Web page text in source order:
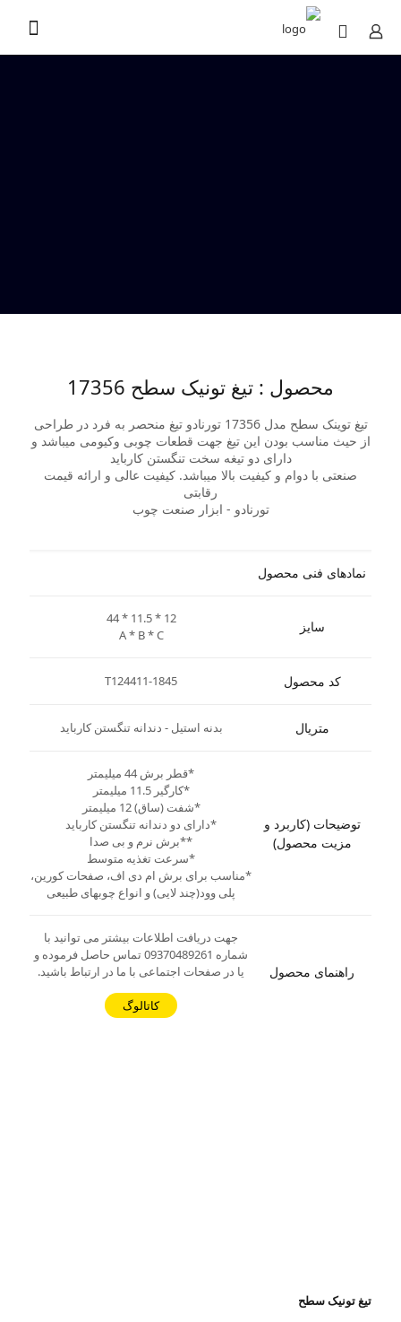
محصول : تیغ تونیک سطح 17356
تیغ توینک سطح مدل 17356 تورنادو تیغ منحصر به فرد در طراحی
از حیث مناسب بودن این تیغ جهت قطعات چوبی وکیومی میباشد و
دارای دو تیغه سخت تنگستن کارباید
صنعتی با دوام و کیفیت بالا میباشد. کیفیت عالی و ارائه قیمت
رقابتی
تورنادو - ابزار صنعت چوب
نمادهای فنی محصول
سایز
44 * 11.5 * 12
A * B * C
کد محصول T124411-1845
متریال بدنه استیل - دندانه تنگستن کارباید
توضیحات (کاربرد و
مزیت محصول)
*قطر برش 44 میلیمتر
*کارگیر 11.5 میلیمتر
*شفت (ساق) 12 میلیمتر
*دارای دو دندانه تنگستن کارباید
**برش نرم و بی صدا
*سرعت تغذیه متوسط
*مناسب برای برش ام دی اف، صفحات کورین،
پلی وود(چند لایی) و انواع چوبهای طبیعی
راهنمای محصول
جهت دریافت اطلاعات بیشتر می توانید با
شماره 09370489261 تماس حاصل فرموده و
یا در صفحات اجتماعی با ما در ارتباط باشید.
کاتالوگ
تیغ تونیک سطح